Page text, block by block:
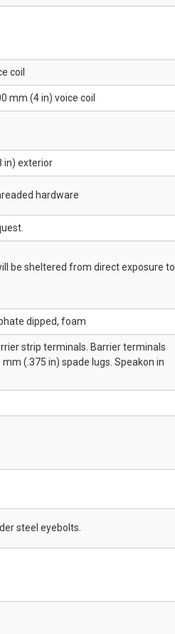
coil
mm (4 in) voice coil
in) exterior
hardware
be sheltered from direct exposure to
dipped, foam
strip terminals. Barrier terminals
(.375 in) spade lugs. Speakon in
steel eyebolts.